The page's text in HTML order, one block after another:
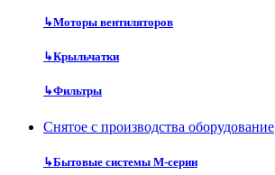
↳Моторы вентиляторов
↳Крыльчатки
↳Фильтры
Снятое с производства оборудование
↳Бытовые системы M-серии